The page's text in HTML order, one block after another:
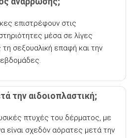
επιστρέφουν στις
μέσα σε λίγες
σεξουαλική επαφή και την
την αιδοιοπλαστική;
πτυχές του δέρματος, με
είναι σχεδόν αόρατες μετά την